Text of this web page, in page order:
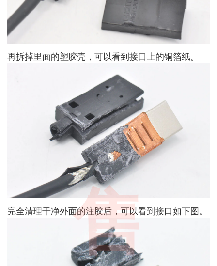
再拆掉里面的塑胶壳，可以看到接口上的铜箔纸。
完全清理干净外面的注胶后，可以看到接口如下图。
售